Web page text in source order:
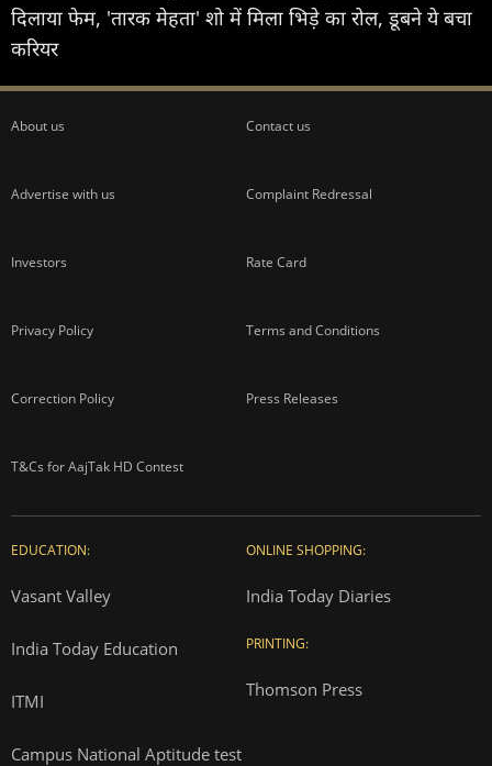
दिलाया फेम, 'तारक मेहता' शो में मिला भिड़े का रोल, डूबने ये बचा
करियर
About us Contact us
Advertise with us Complaint Redressal
Investors Rate Card
Privacy Policy Terms and Conditions
Correction Policy Press Releases
T&Cs for AajTak HD Contest
EDUCATION:
Vasant Valley
India Today Education
ITMI
Campus National Aptitude test
ONLINE SHOPPING:
India Today Diaries
PRINTING:
Thomson Press